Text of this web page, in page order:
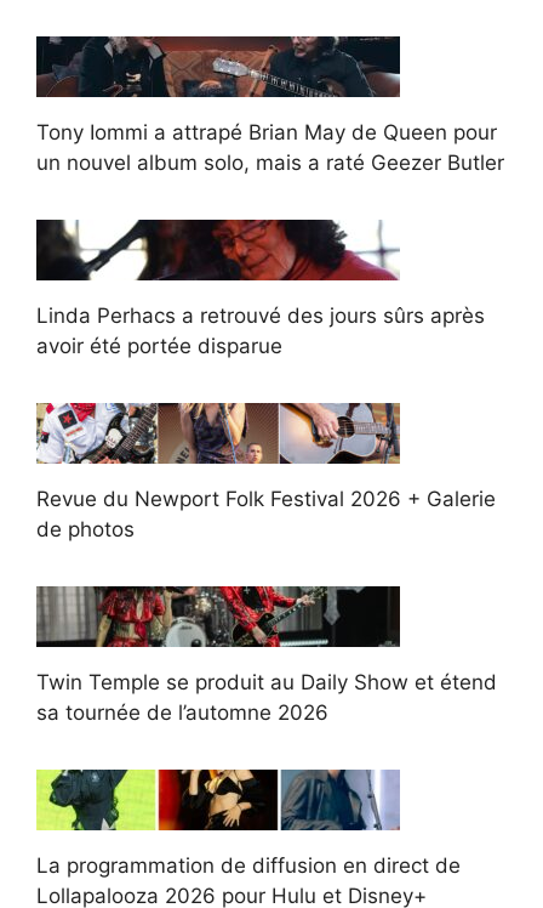
Tony Iommi a attrapé Brian May de Queen pour
un nouvel album solo, mais a raté Geezer Butler
Linda Perhacs a retrouvé des jours sûrs après
avoir été portée disparue
Revue du Newport Folk Festival 2026 + Galerie
de photos
Twin Temple se produit au Daily Show et étend
sa tournée de l’automne 2026
La programmation de diffusion en direct de
Lollapalooza 2026 pour Hulu et Disney+